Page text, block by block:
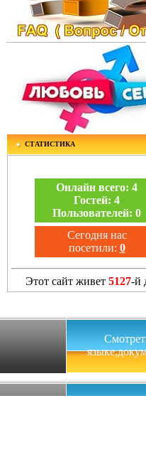
СТАТИСТИКА
Онлайн всего: 4
Гостей: 4
Пользователей: 0
Сегодня нас
посетили: 0
Этот сайт живет 5127-й